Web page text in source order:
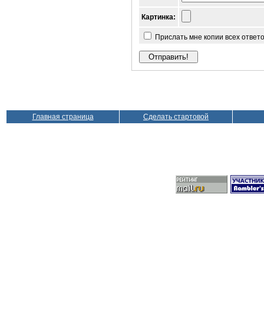
Картинка:
Прислать мне копии всех
Главная страница Сделать стартовой